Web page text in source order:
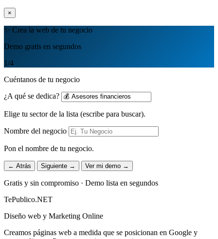
×
✨ Crea la web de tu negocio
Demo gratis en segundos
1/4
Cuéntanos de tu negocio
¿A qué se dedica?
Elige tu sector de la lista (escribe para buscar).
Nombre del negocio
Pon el nombre de tu negocio.
← Atrás Siguiente → Ver mi demo →
Gratis y sin compromiso · Demo lista en segundos
TePublico.NET
Diseño web y Marketing Online
Creamos páginas web a medida que se posicionan en Google y